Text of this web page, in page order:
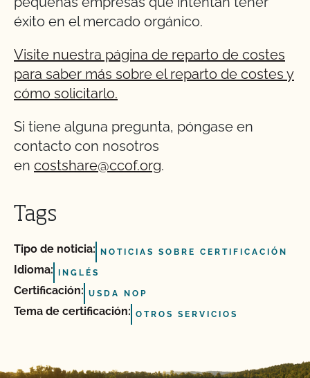
éxito en el mercado orgánico.
Visite nuestra página de reparto de costes
para saber más sobre el reparto de costes y
cómo solicitarlo.
Si tiene alguna pregunta, póngase en
contacto con nosotros
en costshare@ccof.org.
Tags
Tipo de noticia: NOTICIAS SOBRE CERTIFICACIÓN
Idioma: INGLÉS
Certificación: USDA NOP
Tema de certificación: OTROS SERVICIOS